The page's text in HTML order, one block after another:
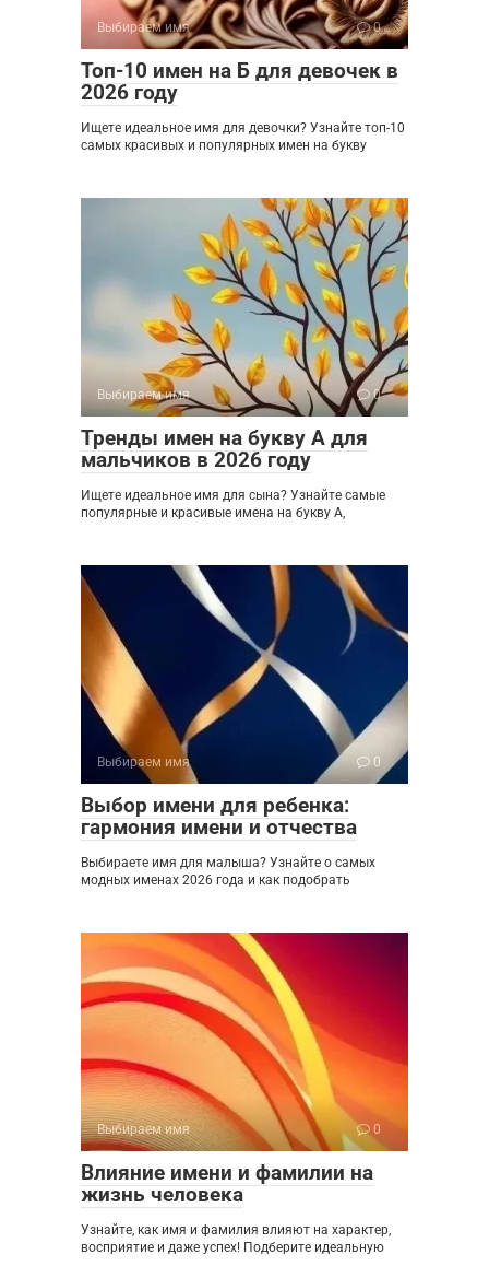
Выбираем имя 0
Топ-10 имен на Б для девочек в
2026 году
Ищете идеальное имя для девочки? Узнайте топ-10
самых красивых и популярных имен на букву
Выбираем имя 0
Тренды имен на букву А для
мальчиков в 2026 году
Ищете идеальное имя для сына? Узнайте самые
популярные и красивые имена на букву А,
Выбираем имя 0
Выбор имени для ребенка:
гармония имени и отчества
Выбираете имя для малыша? Узнайте о самых
модных именах 2026 года и как подобрать
Выбираем имя 0
Влияние имени и фамилии на
жизнь человека
Узнайте, как имя и фамилия влияют на характер,
восприятие и даже успех! Подберите идеальную